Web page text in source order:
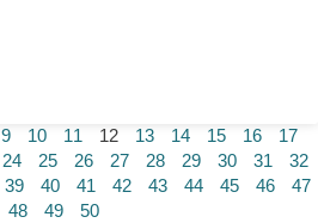
9 10 11 12 13 14 15 16
17
24 25 26 27 28 29 30 31
32
39 40 41 42 43 44 45 46
47
48
49 50